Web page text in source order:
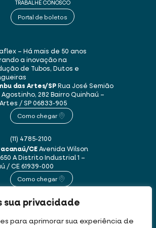
sua privacidade
para aprimorar sua experiência de
TRABALHE CONOSCO
Portal de boletos
– Há mais de 50 anos
a inovação na
de Tubos, Dutos e
das Artes/SPRua José Semião
282 Bairro Quinhaú –
/ SP06833-905
Como chegar
(11) 4785-2100
CEAvenida Wilson
ADistrito Industrial 1 –
/ CE61939-000
Como chegar
(85) 3250-1235